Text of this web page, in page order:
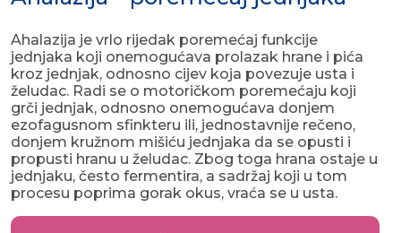
Ahalazija je vrlo rijedak poremećaj funkcije
jednjaka koji onemogućava prolazak hrane i pića
kroz jednjak, odnosno cijev koja povezuje usta i
želudac. Radi se o motoričkom poremećaju koji
grči jednjak, odnosno onemogućava donjem
ezofagusnom sfinkteru ili, jednostavnije rečeno,
donjem kružnom mišiću jednjaka da se opusti i
propusti hranu u želudac. Zbog toga hrana ostaje u
jednjaku, često fermentira, a sadržaj koji u tom
procesu poprima gorak okus, vraća se u usta.